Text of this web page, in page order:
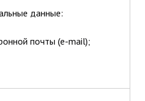
данные:
почты (e-mail);